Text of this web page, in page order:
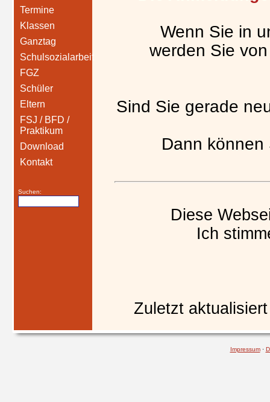
Termine
Klassen
Ganztag
Schulsozialarbeit
FGZ
Schüler
Eltern
FSJ / BFD /
Praktikum
Download
Kontakt
Suchen:
Wenn Sie in
werden Sie
Sind Sie gerade
Dann können
Diese
Ich
Zuletzt
Impressum·